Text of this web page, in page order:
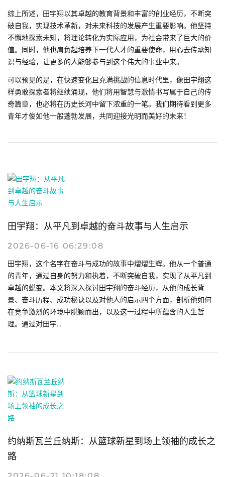
综上所述，田宇翔以其卓越的教育背景和丰富的创业经历，不断突
破自我，实现技术革新，对未来科技的发展产生重要影响。他坚持
不懈地探索未知，将理论转化为实际应用，为社会带来了巨大的价
值。同时，他也肩负起培养下一代人才的重要使命，用心去传承知
识与经验，让更多的人能够参与到这个伟大的事业中来。
可以预见的是，在快速变化且充满挑战的信息时代里，像田宇翔这
样勇敢探索者将继续涌现，他们将用智慧与激情书写属于自己的传
奇篇章，也必将在历史长河中留下浓重的一笔。我们期待看到更多
青年才俊如他一般蓬勃发展，共同迎接光明而美好的未来！
田宇翔：从平凡到卓越的奋斗故事与人生启示
2026-06-16 06:29:08
田宇翔，这个名字在奋斗与成功的故事中熠熠生辉。他从一个普通
的青年，通过自身的努力和执着，不断突破自我，实现了从平凡到
卓越的蜕变。本文将深入探讨田宇翔的奋斗经历，从他的成长背
景、奋斗历程、成功秘诀以及对他人的启示四个方面，剖析他如何
在竞争激烈的环境中脱颖而出，以及这一过程中所蕴含的人生哲
理。通过对田宇...
约纳斯瓦兰丘纳斯：从篮球新星到场上领袖的成长之
路